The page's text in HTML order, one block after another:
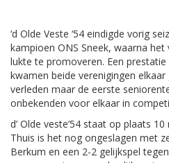
‘d Olde Veste ‘54 eindigde vorig
kampioen ONS Sneek, waarna
lukte te promoveren. Een
kwamen beide verenigingen
verleden maar de eerste
onbekenden voor elkaar in
d’ Olde veste’54 staat op plaats
Thuis is het nog ongeslagen met
Berkum en een 2-2 gelijkspel